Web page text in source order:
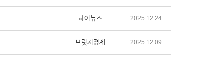
하이뉴스 2025.12.24
브릿지경제 2025.12.09